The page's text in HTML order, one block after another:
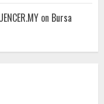
on Bursa